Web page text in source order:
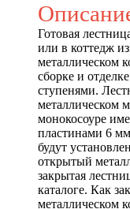
Готовая
или в коттедж
металлическом
сборке и
ступенями.
металлическом
монокосоуре
пластинами 6
будут
открытый
закрытая
каталоге. Как
металлическом